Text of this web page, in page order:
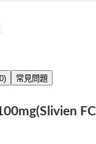
常見問題